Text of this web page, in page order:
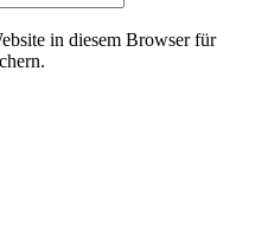
in diesem Browser für